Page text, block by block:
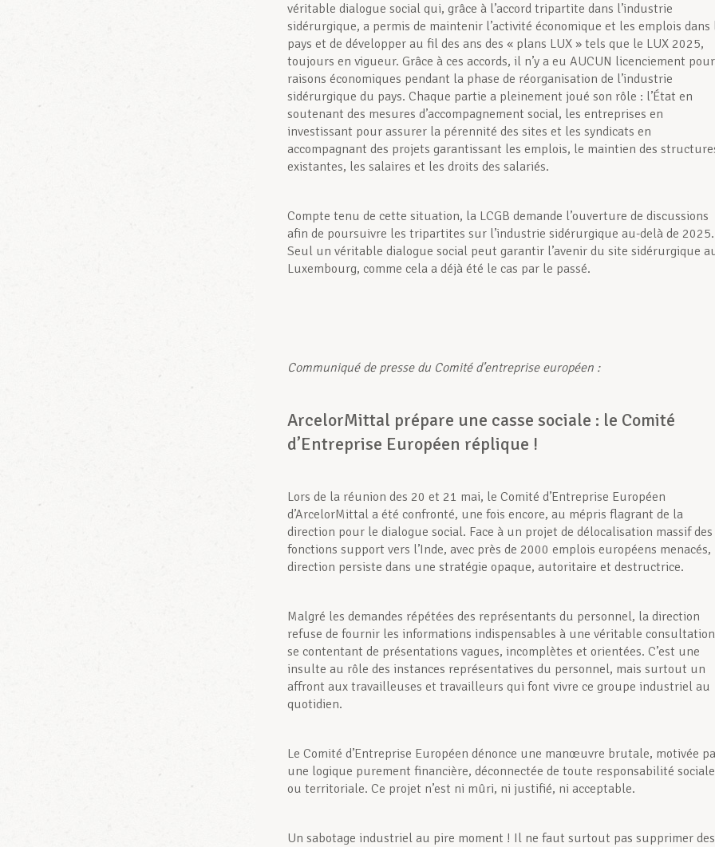
véritable dialogue social qui, grâce à l’accord tripartite dans l’industrie
sidérurgique, a permis de maintenir l’activité économique et les emplois dans
pays et de développer au fil des ans des « plans LUX » tels que le LUX 2025,
toujours en vigueur. Grâce à ces accords, il n’y a eu AUCUN licenciement pour
raisons économiques pendant la phase de réorganisation de l’industrie
sidérurgique du pays. Chaque partie a pleinement joué son rôle : l’État en
soutenant des mesures d’accompagnement social, les entreprises en
investissant pour assurer la pérennité des sites et les syndicats en
accompagnant des projets garantissant les emplois, le maintien des
existantes, les salaires et les droits des salariés.
Compte tenu de cette situation, la LCGB demande l’ouverture de discussions
afin de poursuivre les tripartites sur l’industrie sidérurgique au-delà de 2025.
Seul un véritable dialogue social peut garantir l’avenir du site sidérurgique
Luxembourg, comme cela a déjà été le cas par le passé.
Communiqué de presse du Comité d’entreprise européen :
ArcelorMittal prépare une casse sociale : le Comité
d’Entreprise Européen réplique !
Lors de la réunion des 20 et 21 mai, le Comité d’Entreprise Européen
d’ArcelorMittal a été confronté, une fois encore, au mépris flagrant de la
direction pour le dialogue social. Face à un projet de délocalisation massif des
fonctions support vers l’Inde, avec près de 2000 emplois européens menacés,
direction persiste dans une stratégie opaque, autoritaire et destructrice.
Malgré les demandes répétées des représentants du personnel, la direction
refuse de fournir les informations indispensables à une véritable
se contentant de présentations vagues, incomplètes et orientées. C’est une
insulte au rôle des instances représentatives du personnel, mais surtout un
affront aux travailleuses et travailleurs qui font vivre ce groupe industriel au
quotidien.
Le Comité d’Entreprise Européen dénonce une manœuvre brutale, motivée
une logique purement financière, déconnectée de toute responsabilité sociale
ou territoriale. Ce projet n’est ni mûri, ni justifié, ni acceptable.
Un sabotage industriel au pire moment ! Il ne faut surtout pas supprimer des